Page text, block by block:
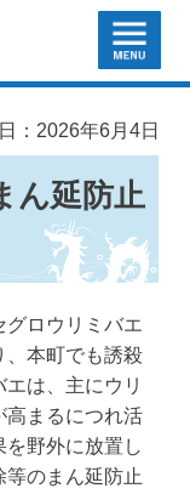
MENU
：2026年6月4日
ん延防止
ロウリミバエ
、本町でも誘殺
は、主にウリ
高まるにつれ活
野外に放置し
のまん延防止